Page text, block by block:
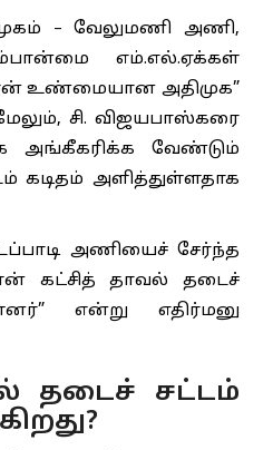
– வேலுமணி அணி,
எம்.எல்.ஏக்கள்
உண்மையான அதிமுக”
மேலும், சி. விஜயபாஸ்கரை
அங்கீகரிக்க வேண்டும்
கடிதம் அளித்துள்ளதாக
அணியைச் சேர்ந்த
கட்சித் தாவல் தடைச்
என்று எதிர்மனு
தடைச் சட்டம்